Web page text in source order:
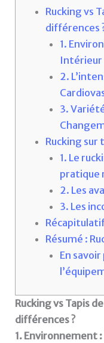
Rucking vs
différences
1.
Intérieur
2.
3.
Rucking sur
1. Le
pratique
2. Les
3. Les
Récapitulatif
Résumé :
En
Rucking vs Tapis
différences ?
1. Environnement